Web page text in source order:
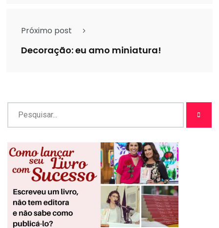
Próximo post
Decoração: eu amo miniatura!